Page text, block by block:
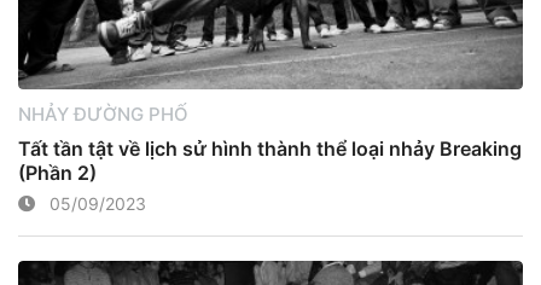
NHẢY ĐƯỜNG PHỐ
Tất tần tật về lịch sử hình thành thể loại nhảy Breaking
(Phần 2)
05/09/2023